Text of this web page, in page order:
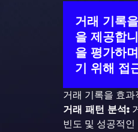
거래 기록
을 제공합
을 평가하
기 위해 접
거래 기록을 효
거래 패턴 분석:
빈도 및 성공적